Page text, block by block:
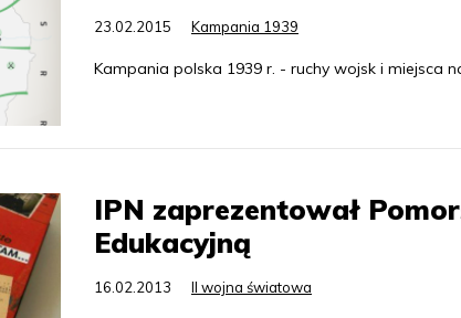
23.02.2015 Kampania 1939
Kampania polska 1939 r. - ruchy wojsk i miejsca
IPN zaprezentował
Edukacyjną
16.02.2013 II wojna światowa